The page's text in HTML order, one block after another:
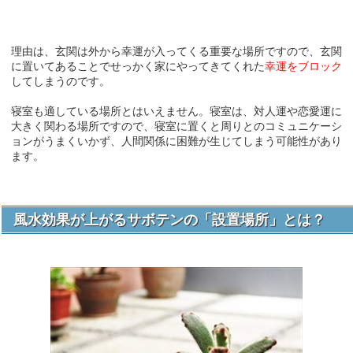
理由は、玄関は外から幸運が入ってくる重要な場所ですので、玄関
に置いてあることでせっかく家にやってきてくれた幸運をブロック
してしまうのです。
寝室も適している場所とはいえません。寝室は、対人運や恋愛運に
大きく関わる場所ですので、寝室に置くと周りとのコミュニケーシ
ョンがうまくいかず、人間関係に困難が生じてしまう可能性があり
ます。
風水効果が上がるサボテンの「設置場所」とは？